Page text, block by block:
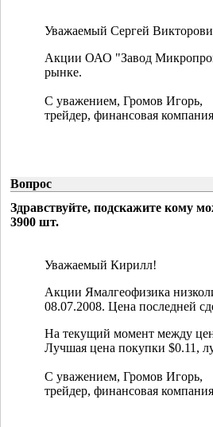
Уважаемый Сергей
Акции ОАО "Завод
рынке.
С уважением, Громов Игорь,
трейдер, финансовая
Вопрос
Здравствуйте, подскажите кому
3900 шт.
Уважаемый Кирилл!
Акции Ямалгеофизика
08.07.2008. Цена последней
На текущий момент между
Лучшая цена покупки $0.11,
С уважением, Громов Игорь,
трейдер, финансовая